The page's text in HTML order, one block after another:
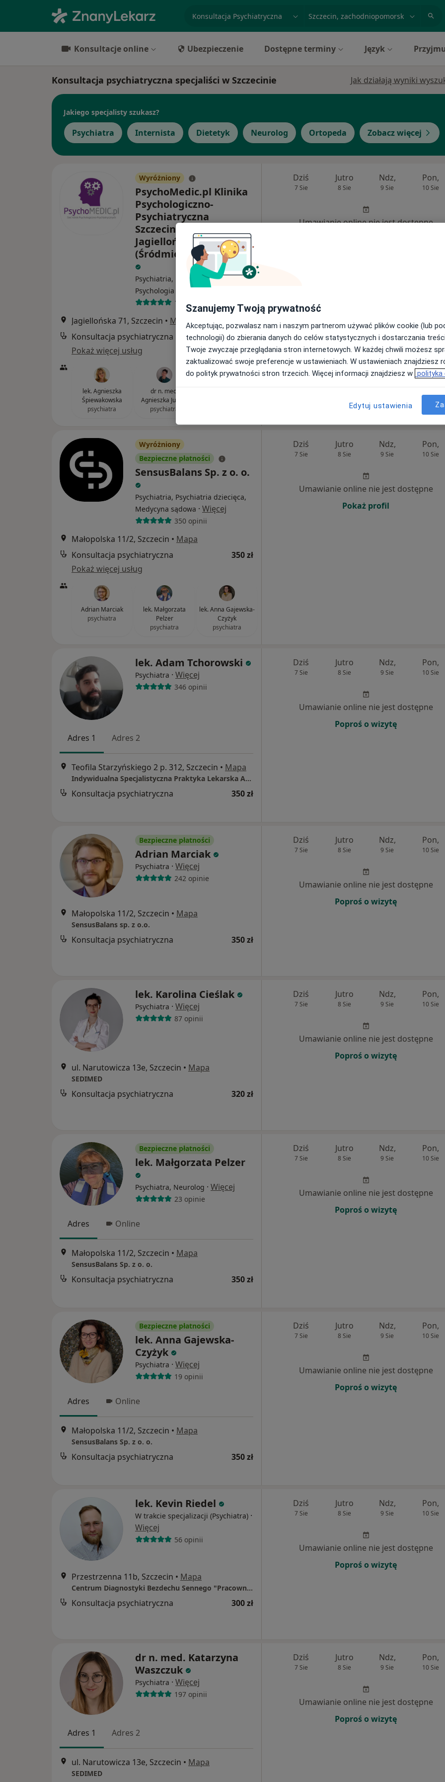
Konsultacje online Ubezpieczenie Dostępne terminy Język
Konsultacja psychiatryczna specjaliści w Szczecinie Jak działają wyniki
Jakiego specjalisty szukasz?
Psychiatra Internista Dietetyk Neurolog Ortopeda Zobacz więcej
Wyróżniony
PsychoMedic.pl Klinika
Psychologiczno-
Psychiatryczna
Szczecin, ul.
Jagiellońska 71
(Śródmieście, Centrum)
Psychiatria, Psychiatria dziecięca,
Psychologia
Więcej
1 opinia
Jagiellońska 71, Szczecin • Mapa
Konsultacja psychiatryczna
350 zł
Pokaż więcej usług
lek. Agnieszka
Śpiewakowska
psychiatra
dr n. med.
Agnieszka Juszko
psychiatra
Dziś
7 Sie
Jutro
8 Sie
Ndz,
9 Sie
Pon,
10 Sie
Umawianie online nie jest dostępne
Wyróżniony
Bezpieczne płatności
SensusBalans Sp. z o. o.
Psychiatria, Psychiatria dziecięca,
Medycyna sądowa · Więcej
350 opinii
Małopolska 11/2, Szczecin • Mapa
Konsultacja psychiatryczna
350 zł
Pokaż więcej usług
Adrian Marciak
psychiatra
lek. Małgorzata
Pelzer
psychiatra
lek. Anna Gajewska-
Czyżyk
psychiatra
Dziś
7 Sie
Jutro
8 Sie
Ndz,
9 Sie
Pon,
10 Sie
Umawianie online nie jest dostępne
Pokaż profil
lek. Adam Tchorowski
Psychiatra · Więcej
346 opinii
Adres 1 Adres 2
Teofila Starzyńskiego 2 p. 312, Szczecin • Mapa
Indywidualna Specjalistyczna Praktyka Lekarska Adam Tchorowski
Konsultacja psychiatryczna 350 zł
Dziś
7 Sie
Jutro
8 Sie
Ndz,
9 Sie
Pon,
10 Sie
Umawianie online nie jest dostępne
Poproś o wizytę
Bezpieczne płatności
Adrian Marciak
Psychiatra · Więcej
242 opinie
Małopolska 11/2, Szczecin • Mapa
SensusBalans sp. z o.o.
Konsultacja psychiatryczna 350 zł
Dziś
7 Sie
Jutro
8 Sie
Ndz,
9 Sie
Pon,
10 Sie
Umawianie online nie jest dostępne
Poproś o wizytę
lek. Karolina Cieślak
Psychiatra · Więcej
87 opinii
ul. Narutowicza 13e, Szczecin • Mapa
SEDIMED
Konsultacja psychiatryczna 320 zł
Dziś
7 Sie
Jutro
8 Sie
Ndz,
9 Sie
Pon,
10 Sie
Umawianie online nie jest dostępne
Poproś o wizytę
Bezpieczne płatności
lek. Małgorzata Pelzer
Psychiatra, Neurolog · Więcej
23 opinie
Adres Online
Małopolska 11/2, Szczecin • Mapa
SensusBalans Sp. z o. o.
Konsultacja psychiatryczna 350 zł
Dziś
7 Sie
Jutro
8 Sie
Ndz,
9 Sie
Pon,
10 Sie
Umawianie online nie jest dostępne
Poproś o wizytę
Bezpieczne płatności
lek. Anna Gajewska-
Czyżyk
Psychiatra · Więcej
19 opinii
Adres Online
Małopolska 11/2, Szczecin • Mapa
SensusBalans Sp. z o. o.
Konsultacja psychiatryczna 350 zł
Dziś
7 Sie
Jutro
8 Sie
Ndz,
9 Sie
Pon,
10 Sie
Umawianie online nie jest dostępne
Poproś o wizytę
lek. Kevin Riedel
W trakcie specjalizacji (Psychiatra) ·
Więcej
56 opinii
Przestrzenna 11b, Szczecin • Mapa
Centrum Diagnostyki Bezdechu Sennego "Pracownia Snu"
Konsultacja psychiatryczna 300 zł
Dziś
7 Sie
Jutro
8 Sie
Ndz,
9 Sie
Pon,
10 Sie
Umawianie online nie jest dostępne
Poproś o wizytę
dr n. med. Katarzyna
Waszczuk
Psychiatra · Więcej
197 opinii
Adres 1 Adres 2
ul. Narutowicza 13e, Szczecin • Mapa
SEDIMED
Dziś
7 Sie
Jutro
8 Sie
Ndz,
9 Sie
Pon,
10 Sie
Umawianie online nie jest dostępne
Poproś o wizytę
Szanujemy Twoją prywatność
Akceptując, pozwalasz nam i naszym partnerom używać plików cookie (lub
technologii) do zbierania danych do celów statystycznych i dostarczania
Twoje zwyczaje przeglądania stron internetowych. W każdej chwili możesz
zaktualizować swoje preferencje w ustawieniach. W ustawieniach znajdziesz
do polityk prywatności stron trzecich. Więcej informacji znajdziesz w polityka
Edytuj ustawienia